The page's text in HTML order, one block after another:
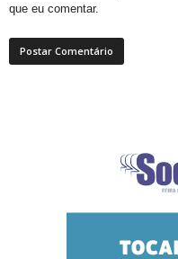
que eu comentar.